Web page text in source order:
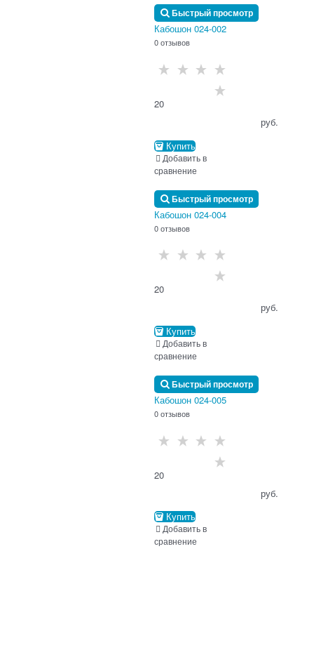
Быстрый просмотр
Кабошон 024-002
0 отзывов
20
                                      руб.
Купить
Добавить в
сравнение
Быстрый просмотр
Кабошон 024-004
0 отзывов
20
                                      руб.
Купить
Добавить в
сравнение
Быстрый просмотр
Кабошон 024-005
0 отзывов
20
                                      руб.
Купить
Добавить в
сравнение